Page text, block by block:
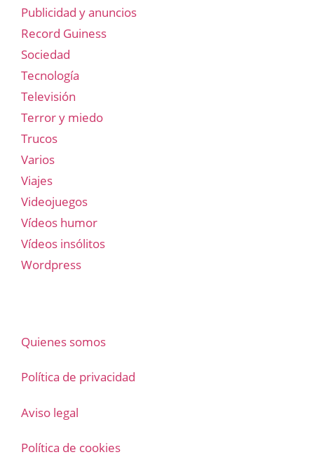
Publicidad y anuncios
Record Guiness
Sociedad
Tecnología
Televisión
Terror y miedo
Trucos
Varios
Viajes
Videojuegos
Vídeos humor
Vídeos insólitos
Wordpress
Quienes somos
Política de privacidad
Aviso legal
Política de cookies